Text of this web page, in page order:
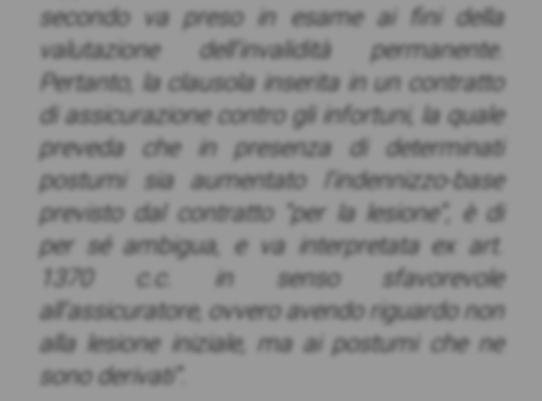
secondo va preso in esame ai fini della
valutazione dell’invalidità permanente.
Pertanto, la clausola inserita in un contratto
di assicurazione contro gli infortuni, la quale
preveda che in presenza di determinati
postumi sia aumentato l’indennizzo-base
previsto dal contratto “per la lesione”, è di
per sé ambigua, e va interpretata ex art.
1370 c.c. in senso sfavorevole
all’assicuratore, ovvero avendo riguardo non
alla lesione iniziale, ma ai postumi che ne
sono derivati”.